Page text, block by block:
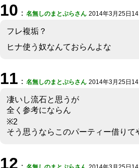
10 ： 名無しのまとぷらさん 2014年3月25日
フレ複垢？
ヒナ使う奴なんておらんよな
11 ： 名無しのまとぷらさん 2014年3月25日
凄いし流石と思うが
全く参考にならん
※2
そう思うならこのパーティー借りて
12 ：